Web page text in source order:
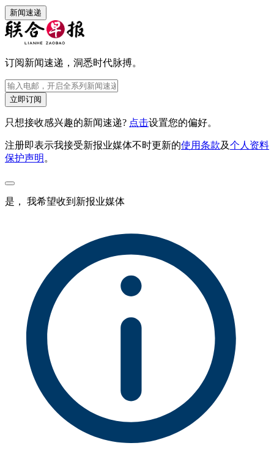
新闻速递
订阅新闻速递，洞悉时代脉搏。
立即订阅
只想接收感兴趣的新闻速递? 点击设置您的偏好。
注册即表示我接受新报业媒体不时更新的使用条款及个人资料
保护声明 。
是， 我希望收到新报业媒体